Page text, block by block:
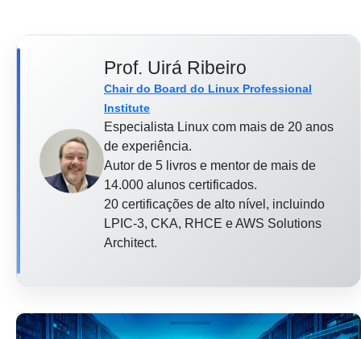
Prof. Uirá Ribeiro
Chair do Board do Linux Professional
Institute
Especialista Linux com mais de 20 anos
de experiência.
Autor de 5 livros e mentor de mais de
14.000 alunos certificados.
20 certificações de alto nível, incluindo
LPIC-3, CKA, RHCE e AWS Solutions
Architect.